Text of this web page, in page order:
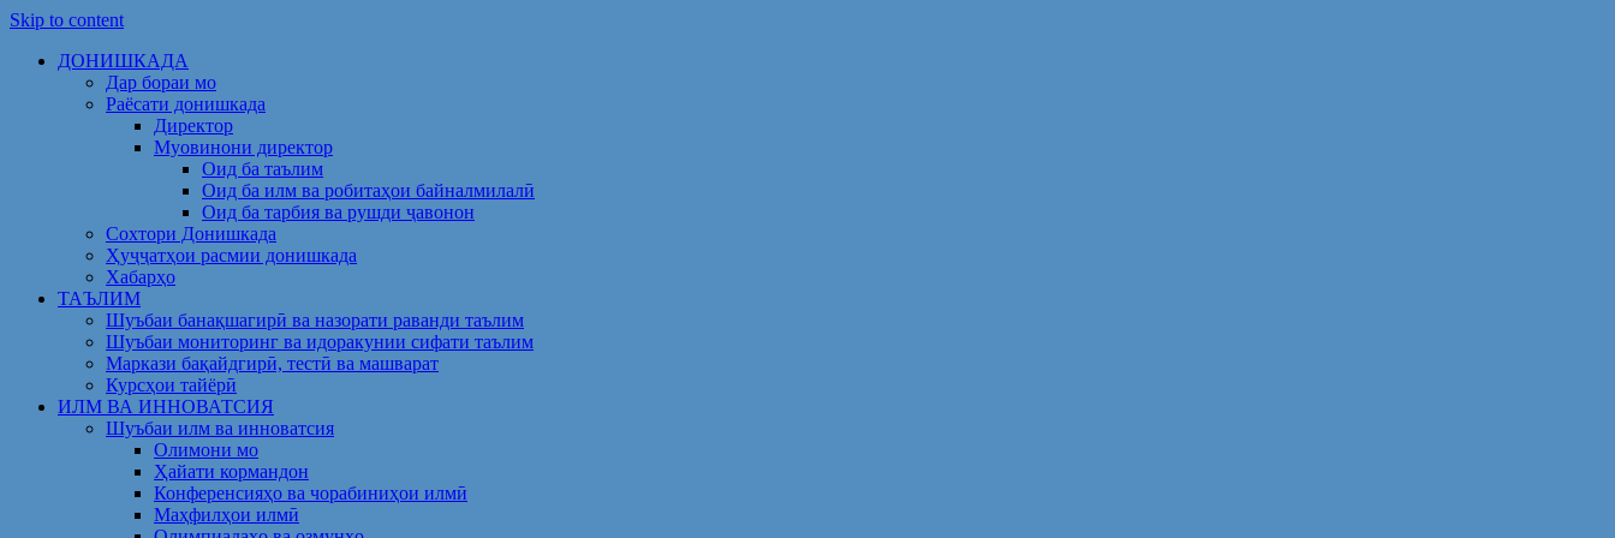
Skip to content
ДОНИШКАДА
Дар бораи мо
Раёсати донишкада
Директор
Муовинони директор
Оид ба таълим
Оид ба илм ва робитаҳои байналмилалӣ
Оид ба тарбия ва рушди ҷавонон
Сохтори Донишкада
Ҳуҷҷатҳои расмии донишкада
Хабарҳо
ТАЪЛИМ
Шуъбаи банақшагирӣ ва назорати раванди таълим
Шуъбаи мониторинг ва идоракунии сифати таълим
Маркази бақайдгирӣ, тестӣ ва машварат
Курсҳои тайёрӣ
ИЛМ ВА ИННОВАТСИЯ
Шуъбаи илм ва инноватсия
Олимони мо
Ҳайати кормандон
Конференсияҳо ва чорабиниҳои илмӣ
Маҳфилҳои илмӣ